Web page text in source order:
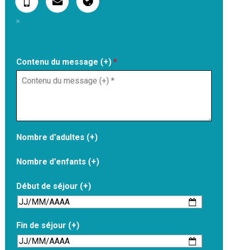
Contenu du message (+) *
Nombre d'adultes (+)
Nombre d'enfants (+)
Début de séjour (+)
Fin de séjour (+)